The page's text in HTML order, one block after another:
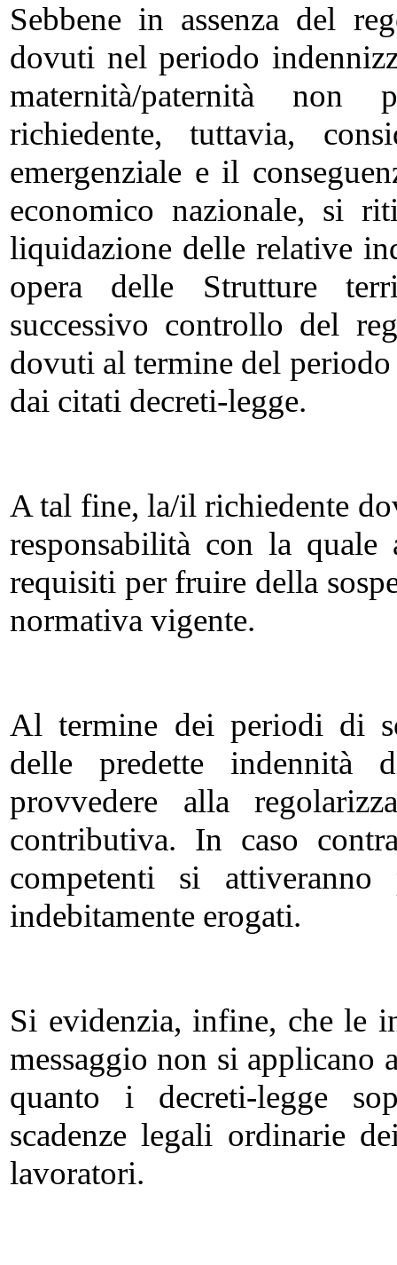
Sebbene in assenza del
dovuti nel periodo
maternità/paternità non
richiedente, tuttavia,
emergenziale e il
economico nazionale, si
liquidazione delle relative
opera delle Strutture
successivo controllo del
dovuti al termine del
dai citati decreti-legge.
A tal fine, la/il richiedente
responsabilità con la quale
requisiti per fruire della
normativa vigente.
Al termine dei periodi di
delle predette indennità
provvedere alla
contributiva. In caso
competenti si
indebitamente erogati.
Si evidenzia, infine, che le
messaggio non si
quanto i decreti-legge
scadenze legali ordinarie
lavoratori.